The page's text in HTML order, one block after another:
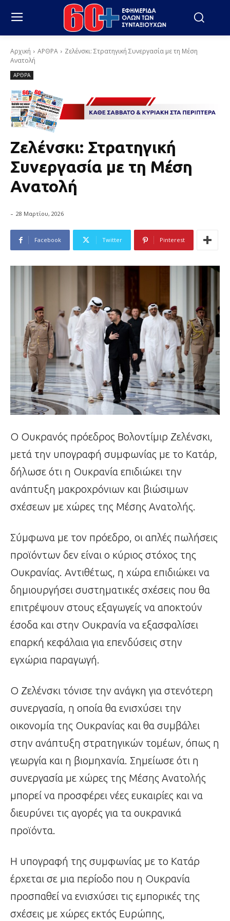
Αρχική ΑΡΘΡΑ
Ζελένσκι: Στρατηγική Συνεργασία με τη Μέση
Ανατολή
ΑΡΘΡΑ
Ζελένσκι: Στρατηγική
Συνεργασία με τη Μέση
Ανατολή
- 28 Μαρτίου, 2026
Facebook Twitter Pinterest
Ο Ουκρανός πρόεδρος Βολοντίμιρ Ζελένσκι,
μετά την υπογραφή συμφωνίας με το Κατάρ,
δήλωσε ότι η Ουκρανία επιδιώκει την
ανάπτυξη μακροχρόνιων και βιώσιμων
σχέσεων με χώρες της Μέσης Ανατολής.
Σύμφωνα με τον πρόεδρο, οι απλές πωλήσεις
προϊόντων δεν είναι ο κύριος στόχος της
Ουκρανίας. Αντιθέτως, η χώρα επιδιώκει να
δημιουργήσει συστηματικές σχέσεις που θα
επιτρέψουν στους εξαγωγείς να αποκτούν
έσοδα και στην Ουκρανία να εξασφαλίσει
επαρκή κεφάλαια για επενδύσεις στην
εγχώρια παραγωγή.
Ο Ζελένσκι τόνισε την ανάγκη για στενότερη
συνεργασία, η οποία θα ενισχύσει την
οικονομία της Ουκρανίας και θα συμβάλει
στην ανάπτυξη στρατηγικών τομέων, όπως η
γεωργία και η βιομηχανία. Σημείωσε ότι η
συνεργασία με χώρες της Μέσης Ανατολής
μπορεί να προσφέρει νέες ευκαιρίες και να
διευρύνει τις αγορές για τα ουκρανικά
προϊόντα.
Η υπογραφή της συμφωνίας με το Κατάρ
έρχεται σε μια περίοδο που η Ουκρανία
προσπαθεί να ενισχύσει τις εμπορικές της
σχέσεις με χώρες εκτός Ευρώπης,